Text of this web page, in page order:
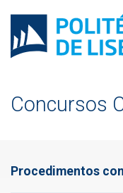
Concursos
Procedimentos